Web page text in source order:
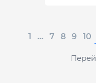
1 ... 7 8 9 10